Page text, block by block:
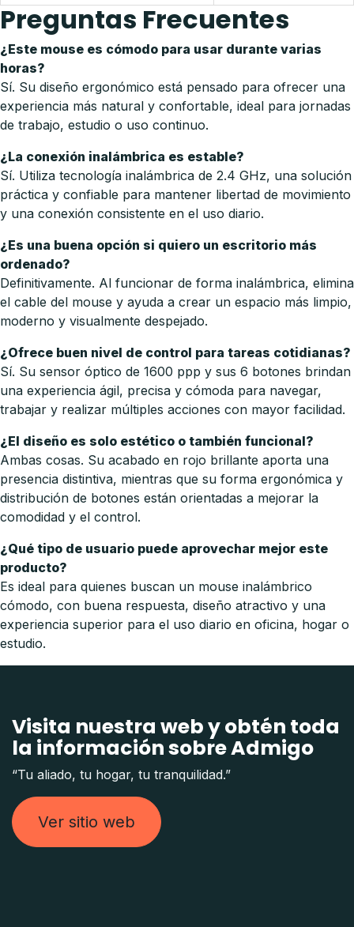
Preguntas Frecuentes
¿Este mouse es cómodo para usar durante varias
horas?
Sí. Su diseño ergonómico está pensado para ofrecer una
experiencia más natural y confortable, ideal para jornadas
de trabajo, estudio o uso continuo.
¿La conexión inalámbrica es estable?
Sí. Utiliza tecnología inalámbrica de 2.4 GHz, una solución
práctica y confiable para mantener libertad de movimiento
y una conexión consistente en el uso diario.
¿Es una buena opción si quiero un escritorio más
ordenado?
Definitivamente. Al funcionar de forma inalámbrica, elimina
el cable del mouse y ayuda a crear un espacio más limpio,
moderno y visualmente despejado.
¿Ofrece buen nivel de control para tareas cotidianas?
Sí. Su sensor óptico de 1600 ppp y sus 6 botones brindan
una experiencia ágil, precisa y cómoda para navegar,
trabajar y realizar múltiples acciones con mayor facilidad.
¿El diseño es solo estético o también funcional?
Ambas cosas. Su acabado en rojo brillante aporta una
presencia distintiva, mientras que su forma ergonómica y
distribución de botones están orientadas a mejorar la
comodidad y el control.
¿Qué tipo de usuario puede aprovechar mejor este
producto?
Es ideal para quienes buscan un mouse inalámbrico
cómodo, con buena respuesta, diseño atractivo y una
experiencia superior para el uso diario en oficina, hogar o
estudio.
Visita nuestra web y obtén toda
la información sobre Admigo
“Tu aliado, tu hogar, tu tranquilidad.”
Ver sitio web